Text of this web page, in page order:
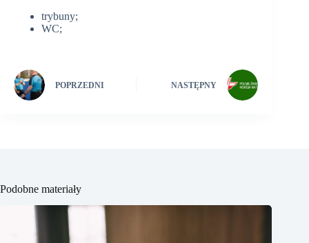
trybuny;
WC;
POPRZEDNI NASTĘPNY
Podobne materiały